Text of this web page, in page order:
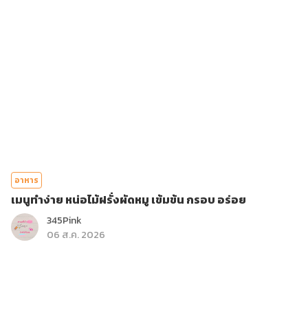
อาหาร
เมนูทำง่าย หน่อไม้ฝรั่งผัดหมู เข้มข้น กรอบ อร่อย
345Pink
06 ส.ค. 2026